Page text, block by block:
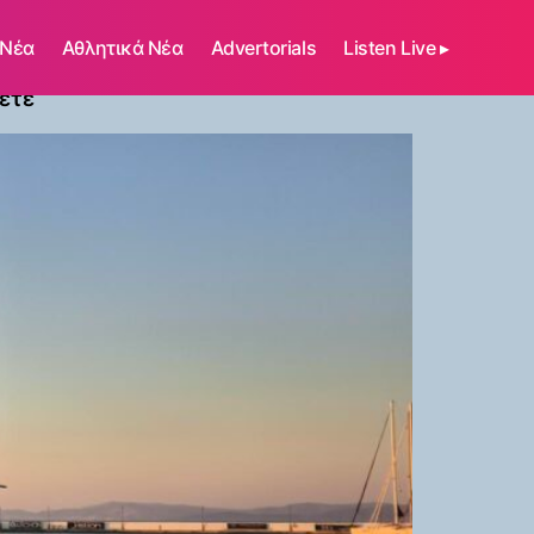
Αθλητικά Νέα Advertorials Listen Live ▸